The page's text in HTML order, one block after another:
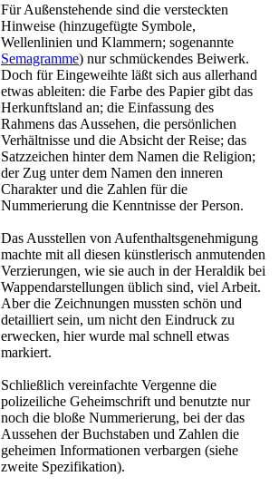
Für Außenstehende sind die versteckten
Hinweise (hinzugefügte Symbole,
Wellenlinien und Klammern; sogenannte
Semagramme) nur schmückendes Beiwerk.
Doch für Eingeweihte läßt sich aus allerhand
etwas ableiten: die Farbe des Papier gibt das
Herkunftsland an; die Einfassung des
Rahmens das Aussehen, die persönlichen
Verhältnisse und die Absicht der Reise; das
Satzzeichen hinter dem Namen die Religion;
der Zug unter dem Namen den inneren
Charakter und die Zahlen für die
Nummerierung die Kenntnisse der Person.
Das Ausstellen von Aufenthaltsgenehmigung
machte mit all diesen künstlerisch anmutenden
Verzierungen, wie sie auch in der Heraldik bei
Wappendarstellungen üblich sind, viel Arbeit.
Aber die Zeichnungen mussten schön und
detailliert sein, um nicht den Eindruck zu
erwecken, hier wurde mal schnell etwas
markiert.
Schließlich vereinfachte Vergenne die
polizeiliche Geheimschrift und benutzte nur
noch die bloße Nummerierung, bei der das
Aussehen der Buchstaben und Zahlen die
geheimen Informationen verbargen (siehe
zweite Spezifikation).